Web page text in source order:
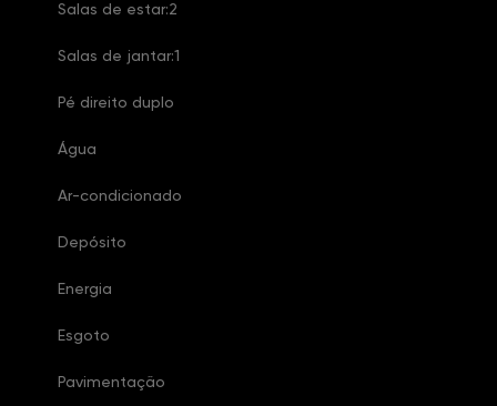
Salas de estar:2
Salas de jantar:1
Pé direito duplo
Água
Ar-condicionado
Depósito
Energia
Esgoto
Pavimentação